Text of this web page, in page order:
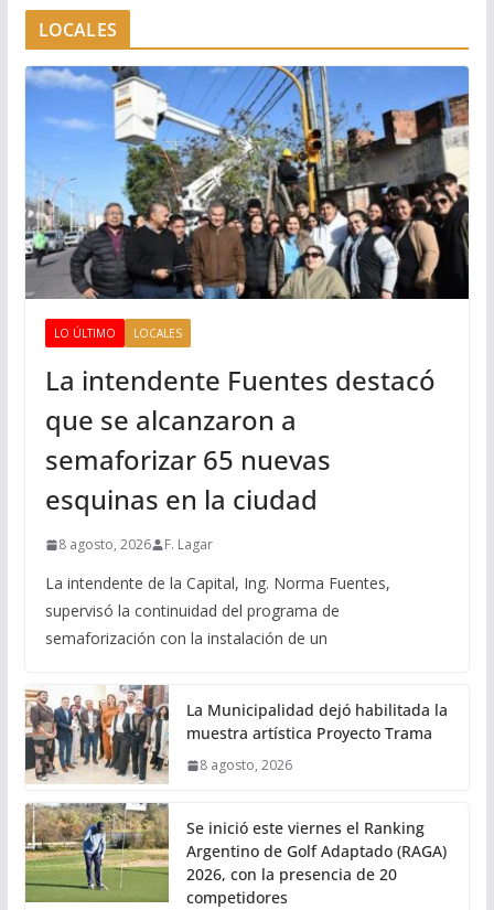
LOCALES
LO ÚLTIMO LOCALES
La intendente Fuentes destacó
que se alcanzaron a
semaforizar 65 nuevas
esquinas en la ciudad
8 agosto, 2026 F. Lagar
La intendente de la Capital, Ing. Norma Fuentes,
supervisó la continuidad del programa de
semaforización con la instalación de un
La Municipalidad dejó habilitada la
muestra artística Proyecto Trama
8 agosto, 2026
Se inició este viernes el Ranking
Argentino de Golf Adaptado (RAGA)
2026, con la presencia de 20
competidores